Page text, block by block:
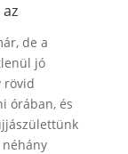
de a
jó
rövid
órában, és